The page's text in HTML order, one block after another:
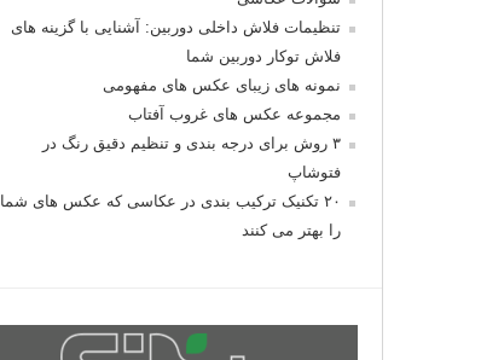
تنظیمات فلاش داخلی دوربین: آشنایی با گزینه های
فلاش توکار دوربین شما
نمونه های زیبای عکس های مفهومی
مجموعه عکس های غروب آفتاب
۳ روش برای درجه بندی و تنظیم دقیق رنگ در
فتوشاپ
۲۰ تکنیک ترکیب بندی در عکاسی که عکس های شما
را بهتر می کنند